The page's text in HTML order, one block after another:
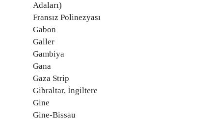
Adaları)
Fransız Polinezyası
Gabon
Galler
Gambiya
Gana
Gaza Strip
Gibraltar, İngiltere
Gine
Gine-Bissau